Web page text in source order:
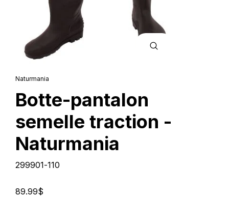
Naturmania
Botte-pantalon
semelle traction -
Naturmania
299901-110
Prix
89.99$